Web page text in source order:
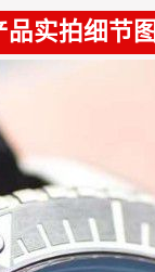
品实拍细节图